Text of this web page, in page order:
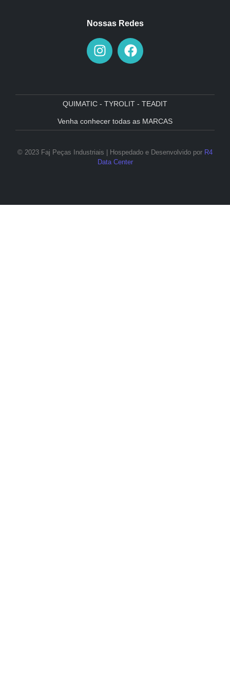
Nossas Redes
QUIMATIC - TYROLIT - TEADIT
Venha conhecer todas as MARCAS
© 2023 Faj Peças Industriais | Hospedado e Desenvolvido por R4
Data Center